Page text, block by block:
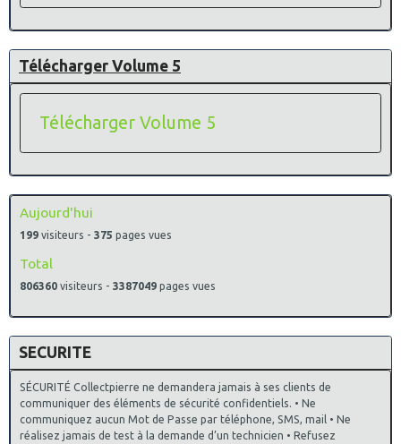
Télécharger Volume 5
Télécharger Volume 5
Aujourd'hui
199 visiteurs - 375 pages vues
Total
806360 visiteurs - 3387049 pages vues
SECURITE
SÉCURITÉ Collectpierre ne demandera jamais à ses clients de
communiquer des éléments de sécurité confidentiels. • Ne
communiquez aucun Mot de Passe par téléphone, SMS, mail • Ne
réalisez jamais de test à la demande d’un technicien • Refusez